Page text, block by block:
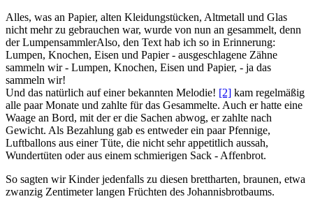
Alles, was an Papier, alten Kleidungstücken, Altmetall und Glas
nicht mehr zu gebrauchen war, wurde von nun an gesammelt, denn
derLumpensammlerAlso, den Text hab ich so in Erinnerung:
Lumpen, Knochen, Eisen und Papier - ausgeschlagene Zähne
sammeln wir - Lumpen, Knochen, Eisen und Papier, - ja das
sammeln wir!
Und das natürlich auf einer bekannten Melodie! [2] kam regelmäßig
alle paar Monate und zahlte für das Gesammelte. Auch er hatte eine
Waage an Bord, mit der er die Sachen abwog, er zahlte nach
Gewicht. Als Bezahlung gab es entweder ein paar Pfennige,
Luftballons aus einer Tüte, die nicht sehr appetitlich aussah,
Wundertüten oder aus einem schmierigen Sack - Affenbrot.
So sagten wir Kinder jedenfalls zu diesen brettharten, braunen, etwa
zwanzig Zentimeter langen Früchten des Johannisbrotbaums.